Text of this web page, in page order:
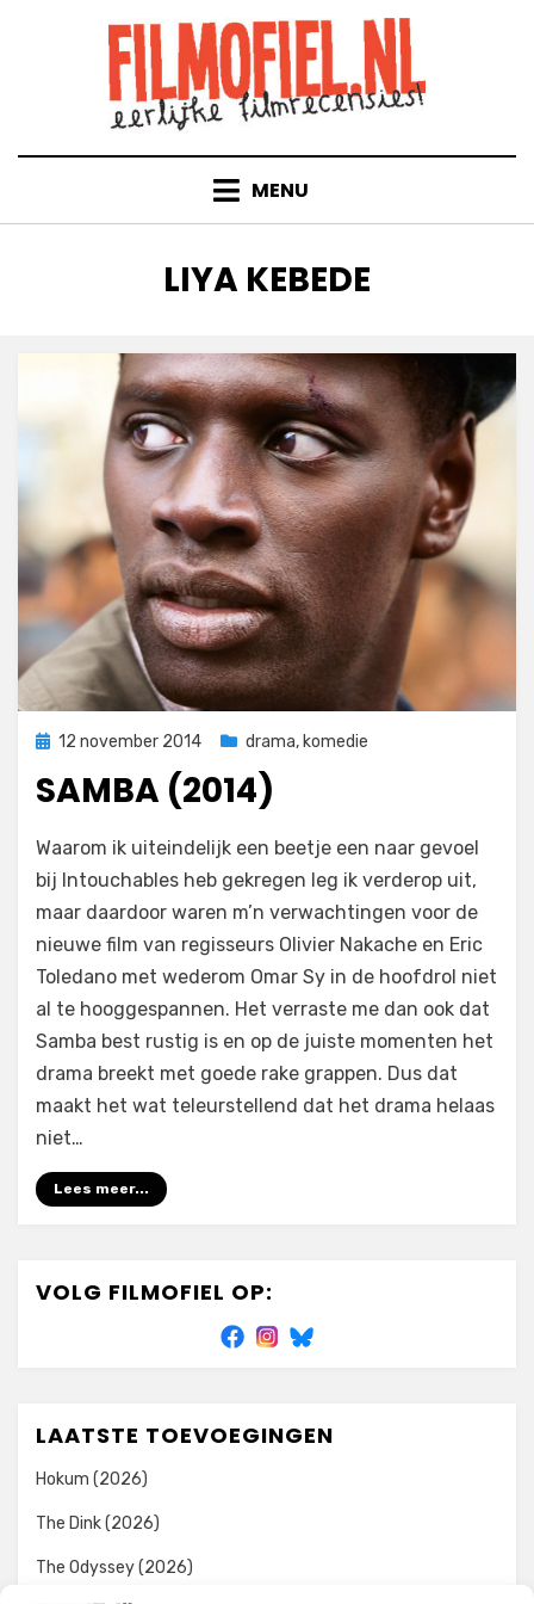
MENU
TAG
:
LIYA KEBEDE
Geplaatst
12 november 2014 drama, komedie
SAMBA (2014)
Filmofiel.nl
Laat een reactie achter
(2014)
Waarom ik uiteindelijk een beetje een naar gevoel
bij Intouchables heb gekregen leg ik verderop uit,
maar daardoor waren m’n verwachtingen voor de
nieuwe film van regisseurs Olivier Nakache en Eric
Toledano met wederom Omar Sy in de hoofdrol niet
al te hooggespannen. Het verraste me dan ook dat
Samba best rustig is en op de juiste momenten het
drama breekt met goede rake grappen. Dus dat
maakt het wat teleurstellend dat het drama helaas
niet…
Lees meer...
VOLG FILMOFIEL OP:
LAATSTE TOEVOEGINGEN
Hokum (2026)
The Dink (2026)
The Odyssey (2026)